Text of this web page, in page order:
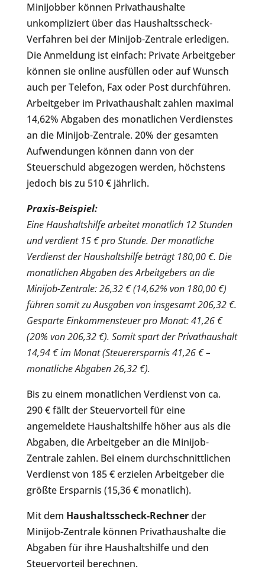
Minijobber können Privathaushalte
unkompliziert über das Haushaltsscheck-
Verfahren bei der Minijob-Zentrale erledigen.
Die Anmeldung ist einfach: Private Arbeitgeber
können sie online ausfüllen oder auf Wunsch
auch per Telefon, Fax oder Post durchführen.
Arbeitgeber im Privathaushalt zahlen maximal
14,62% Abgaben des monatlichen Verdienstes
an die Minijob-Zentrale. 20% der gesamten
Aufwendungen können dann von der
Steuerschuld abgezogen werden, höchstens
jedoch bis zu 510 € jährlich.
Praxis-Beispiel:
Eine Haushaltshilfe arbeitet monatlich 12 Stunden
und verdient 15 € pro Stunde. Der monatliche
Verdienst der Haushaltshilfe beträgt 180,00 €. Die
monatlichen Abgaben des Arbeitgebers an die
Minijob-Zentrale: 26,32 € (14,62% von 180,00 €)
führen somit zu Ausgaben von insgesamt 206,32 €.
Gesparte Einkommensteuer pro Monat: 41,26 €
(20% von 206,32 €). Somit spart der Privathaushalt
14,94 € im Monat (Steuerersparnis 41,26 € –
monatliche Abgaben 26,32 €).
Bis zu einem monatlichen Verdienst von ca.
290 € fällt der Steuervorteil für eine
angemeldete Haushaltshilfe höher aus als die
Abgaben, die Arbeitgeber an die Minijob-
Zentrale zahlen. Bei einem durchschnittlichen
Verdienst von 185 € erzielen Arbeitgeber die
größte Ersparnis (15,36 € monatlich).
Mit dem Haushaltsscheck-Rechnerder
Minijob-Zentrale können Privathaushalte die
Abgaben für ihre Haushaltshilfe und den
Steuervorteil berechnen.